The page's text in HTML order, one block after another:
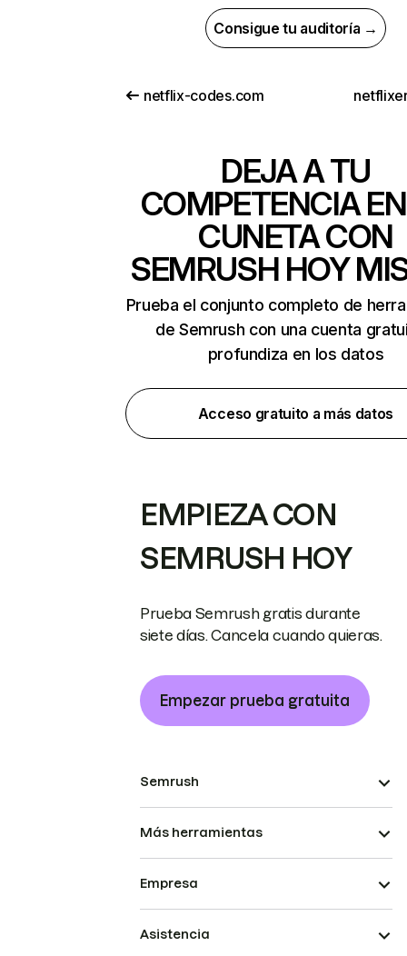
Consigue tu auditoría →
netflix-codes.com
DEJA A TU
COMPETENCIA
CUNETA CON
SEMRUSH HOY
Prueba el conjunto completo de
de Semrush con una cuenta
profundiza en los datos
Acceso gratuito a más datos
EMPIEZA CON
SEMRUSH HOY
Prueba Semrush gratis durante
siete días. Cancela cuando quieras.
Empezar prueba gratuita
Semrush
Más herramientas
Empresa
Asistencia